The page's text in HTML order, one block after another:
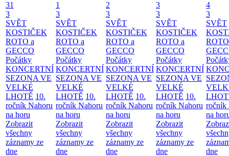
31
3
SVĚT
KOSTIČEK
ROTO a
GECCO
Počátky
KONCERTNÍ
SEZONA VE
VELKÉ
LHOTĚ 10.
ročník Nahoru
na horu
Zobrazit
všechny
záznamy ze
dne
1
3
SVĚT
KOSTIČEK
ROTO a
GECCO
Počátky
KONCERTNÍ
SEZONA VE
VELKÉ
LHOTĚ 10.
ročník Nahoru
na horu
Zobrazit
všechny
záznamy ze
dne
2
3
SVĚT
KOSTIČEK
ROTO a
GECCO
Počátky
KONCERTNÍ
SEZONA VE
VELKÉ
LHOTĚ 10.
ročník Nahoru
na horu
Zobrazit
všechny
záznamy ze
dne
3
3
SVĚT
KOSTIČEK
ROTO a
GECCO
Počátky
KONCERTNÍ
SEZONA VE
VELKÉ
LHOTĚ 10.
ročník Nahoru
na horu
Zobrazit
všechny
záznamy ze
dne
4
3
SVĚT
ročník
na
dne